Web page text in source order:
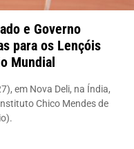
e Governo
para os Lençóis
Mundial
em Nova Deli, na Índia,
Chico Mendes de